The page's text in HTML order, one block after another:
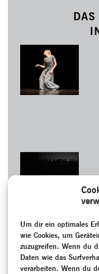
Um dir ein optimales
wie Cookies, um
zuzugreifen. Wenn du
Daten wie das
verarbeiten. Wenn du
DAS